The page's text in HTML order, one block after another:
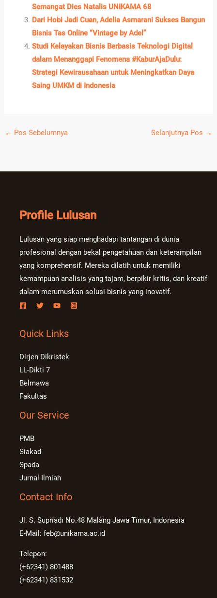
Semangat Dies Natalis UNIKAMA 68
Dari Hobi Jadi Cuan, Adelia Asmarani Sukses Bangun
Bisnis Tas Online “Vintage by Adel”
Studi Kelayakan Bisnis Berbasis Teknologi Digital
dalam Menanggapi Fenomena #KaburAjaDulu:
Strategi Kewirausahaan untuk Meningkatkan Daya
Saing UMKM di Indonesia
← Pos Sebelumnya Selanjutnya Pos →
Profile Lulusan
Lulusan yang siap menghadapi tantangan di dunia
profesional dengan bekal pengetahuan dan keterampilan
yang komprehensif. Mereka dilatih untuk memiliki
kemampuan analisis yang tajam, berpikir kritis, dan kreatif
dalam merumuskan solusi bisnis yang inovatif.
Quick Links
Dirjen Dikristek
LL-Dikti 7
Belmawa
Fakultas
Our Service
PMB
Siakad
Spada
Jurnal Ilmiah
Contact Info
Jl. S. Supriadi No.48 Malang Jawa Timur, Indonesia
E-Mail: feb@unikama.ac.id
Telepon:
(+62341) 801488
(+62341) 831532